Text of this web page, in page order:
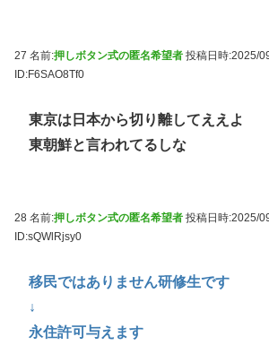
27 名前:押しボタン式の匿名希望者 投稿日時:2025/
ID:F6SAO8Tf0
東京は日本から切り離してええよ
東朝鮮と言われてるしな
28 名前:押しボタン式の匿名希望者 投稿日時:2025/
ID:sQWlRjsy0
移民ではありません研修生です
↓
永住許可与えます